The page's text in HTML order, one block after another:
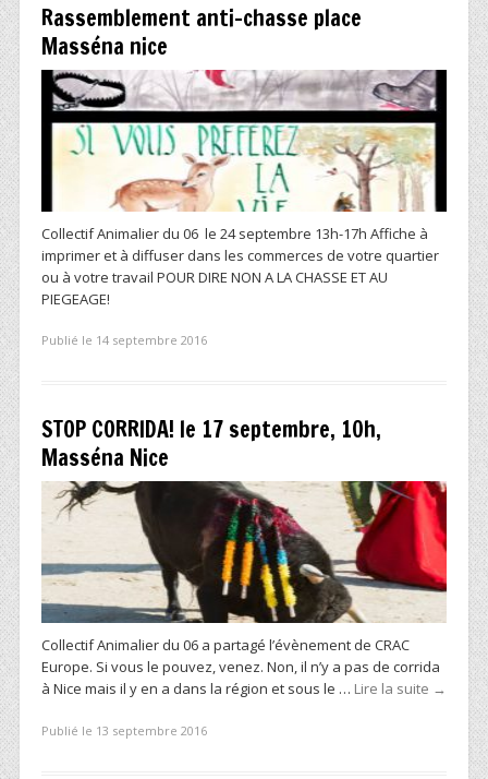
Rassemblement anti-chasse place
Masséna nice
Collectif Animalier du 06 le 24 septembre 13h-17h Affiche à
imprimer et à diffuser dans les commerces de votre quartier
ou à votre travail POUR DIRE NON A LA CHASSE ET AU
PIEGEAGE!
Publié le 14 septembre 2016
STOP CORRIDA! le 17 septembre, 10h,
Masséna Nice
Collectif Animalier du 06 a partagé l’évènement de CRAC
Europe. Si vous le pouvez, venez. Non, il n’y a pas de corrida
à Nice mais il y en a dans la région et sous le … Lire la suite →
Publié le 13 septembre 2016